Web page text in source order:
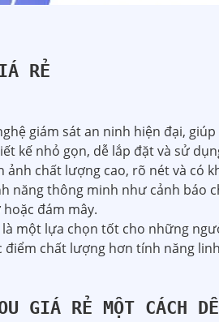
RẺ
giám sát an ninh hiện đại,
kế nhỏ gọn, dễ lắp đặt và sử
chất lượng cao, rõ nét và có
năng thông minh như cảnh báo
đám mây.
một lựa chọn tốt cho những
chất lượng hơn tính năng
GIÁ RẺ MỘT CÁCH